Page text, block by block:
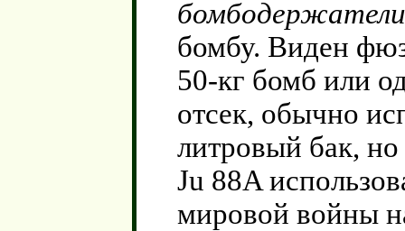
бомбу. Виден
50-кг бомб или
отсек, обычно
литровый бак,
Ju 88A
мировой войны